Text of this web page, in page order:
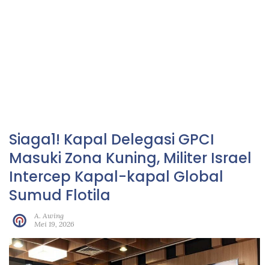
Siaga1! Kapal Delegasi GPCI
Masuki Zona Kuning, Militer Israel
Intercep Kapal-kapal Global
Sumud Flotila
A. Awing
Mei 19, 2026